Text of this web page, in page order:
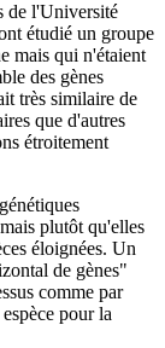
de l'Université
étudié un groupe
mais qui n'étaient
des gènes
très similaire de
que d'autres
étroitement
plutôt qu'elles
éloignées. Un
de gènes"
comme par
pour la